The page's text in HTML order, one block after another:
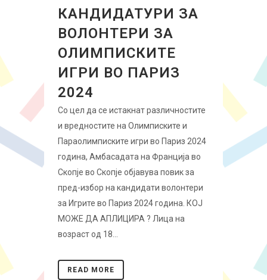
КАНДИДАТУРИ ЗА
ВОЛОНТЕРИ ЗА
ОЛИМПИСКИТЕ
ИГРИ ВО ПАРИЗ
2024
Со цел да се истакнат различностите
и вредностите на Олимписките и
Параолимписките игри во Париз 2024
година, Амбасадата на Франција во
Скопје во Скопје објавува повик за
пред-избор на кандидати волонтери
за Игрите во Париз 2024 година. КОЈ
МОЖЕ ДА АПЛИЦИРА ? Лица на
возраст од 18...
READ MORE